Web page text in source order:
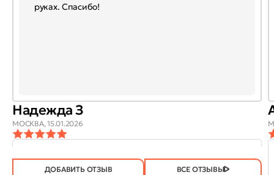
руках. Спасибо!
Надежда З
МОСКВА,15.01.2026
ПОЛЕЗЕН?
ДА(746) НЕТ(20)
ДОБАВИТЬ ОТЗЫВ ВСЕ ОТЗЫВЫ